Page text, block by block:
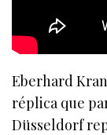
Eberhard
réplica que
Düsseldorf